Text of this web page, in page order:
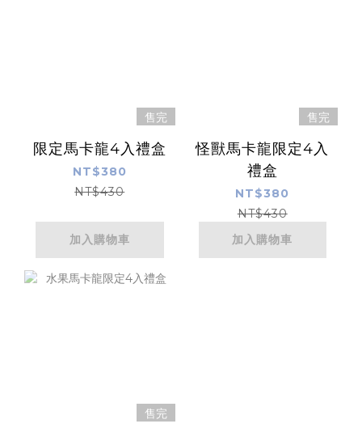
售完
限定馬卡龍4入禮盒
NT$380
NT$430
加入購物車
售完
怪獸馬卡龍限定4入
禮盒
NT$380
NT$430
加入購物車
售完